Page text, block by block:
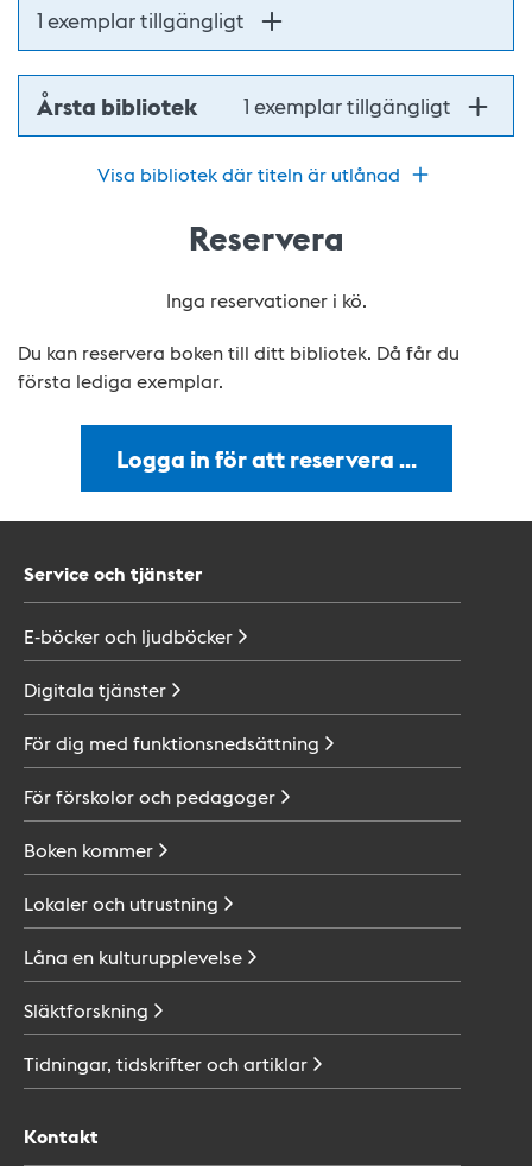
1 exemplar tillgängligt
Årsta bibliotek 1 exemplar tillgängligt
Visa bibliotek där titeln är utlånad
Reservera
Inga reservationer i kö.
Du kan reservera boken till ditt bibliotek. Då får du
första lediga exemplar.
Logga in för att reservera …
Service och tjänster
E-böcker och ljudböcker
Digitala tjänster
För dig med funktionsnedsättning
För förskolor och pedagoger
Boken kommer
Lokaler och utrustning
Låna en kulturupplevelse
Släktforskning
Tidningar, tidskrifter ochartiklar
Kontakt